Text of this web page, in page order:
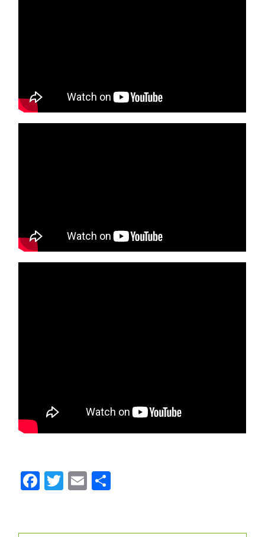
Facebook
Twitter
Email